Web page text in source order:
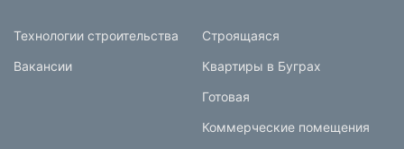
Технологии строительства
Вакансии
Строящаяся
Квартиры в Буграх
Готовая
Коммерческие помещения